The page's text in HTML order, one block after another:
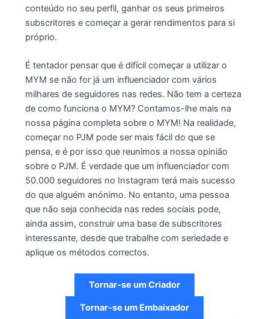
conteúdo no seu perfil, ganhar os seus primeiros
subscritores e começar a gerar rendimentos para si
próprio.
É tentador pensar que é difícil começar a utilizar o
MYM se não for já um influenciador com vários
milhares de seguidores nas redes. Não tem a certeza
de como funciona o MYM? Contamos-lhe mais na
nossa página completa sobre o MYM! Na realidade,
começar no PJM pode ser mais fácil do que se
pensa, e é por isso que reunimos a nossa opinião
sobre o PJM. É verdade que um influenciador com
50.000 seguidores no Instagram terá mais sucesso
do que alguém anónimo. No entanto, uma pessoa
que não seja conhecida nas redes sociais pode,
ainda assim, construir uma base de subscritores
interessante, desde que trabalhe com seriedade e
aplique os métodos correctos.
Tornar-se um Criador
Tornar-se um Embaixador